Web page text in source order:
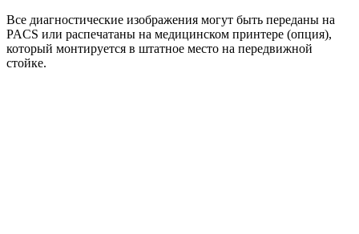
Все диагностические изображения могут быть переданы на
PACS или распечатаны на медицинском принтере (опция),
который монтируется в штатное место на передвижной
стойке.